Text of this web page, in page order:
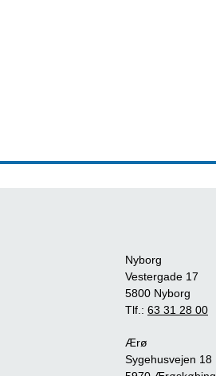
Nyborg
Vestergade 17
5800 Nyborg
Tlf.: 63 31 28 00
Ærø
Sygehusvejen 18